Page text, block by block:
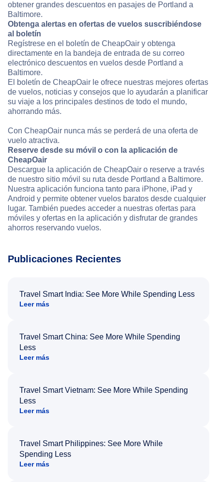
obtener grandes descuentos en pasajes de Portland a
Baltimore.
Obtenga alertas en ofertas de vuelos suscribiéndose
al boletín
Regístrese en el boletín de CheapOair y obtenga
directamente en la bandeja de entrada de su correo
electrónico descuentos en vuelos desde Portland a
Baltimore.
El boletín de CheapOair le ofrece nuestras mejores ofertas
de vuelos, noticias y consejos que lo ayudarán a planificar
su viaje a los principales destinos de todo el mundo,
ahorrando más.
Con CheapOair nunca más se perderá de una oferta de
vuelo atractiva.
Reserve desde su móvil o con la aplicación de
CheapOair
Descargue la aplicación de CheapOair o reserve a través
de nuestro sitio móvil su ruta desde Portland a Baltimore.
Nuestra aplicación funciona tanto para iPhone, iPad y
Android y permite obtener vuelos baratos desde cualquier
lugar. También puedes acceder a nuestras ofertas para
móviles y ofertas en la aplicación y disfrutar de grandes
ahorros reservando vuelos.
Publicaciones Recientes
Travel Smart India: See More While Spending Less
Leer más
Travel Smart China: See More While Spending
Less
Leer más
Travel Smart Vietnam: See More While Spending
Less
Leer más
Travel Smart Philippines: See More While
Spending Less
Leer más